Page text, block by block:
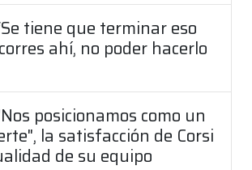
tiene que terminar eso
ahí, no poder hacerlo
posicionamos como un
la satisfacción de Corsi
de su equipo